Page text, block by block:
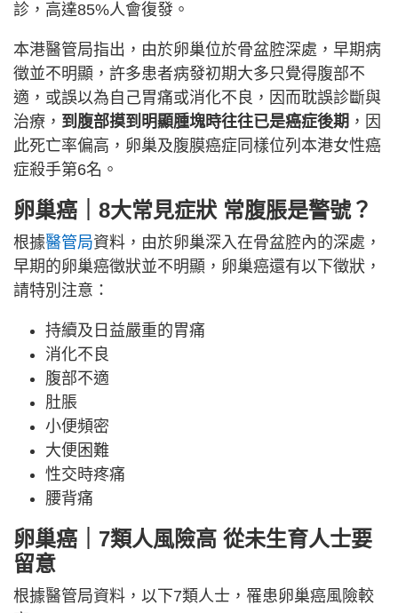
診，高達85%人會復發。
本港醫管局指出，由於卵巢位於骨盆腔深處，早期病
徵並不明顯，許多患者病發初期大多只覺得腹部不
適，或誤以為自己胃痛或消化不良，因而耽誤診斷與
治療， 到腹部摸到明顯腫塊時往往已是癌症後期 ，因
此死亡率偏高，卵巢及腹膜癌症同樣位列本港女性癌
症殺手第6名。
卵巢癌｜8大常見症狀 常腹脹是警號？
根據醫管局資料，由於卵巢深入在骨盆腔內的深處，
早期的卵巢癌徵狀並不明顯，卵巢癌還有以下徵狀，
請特別注意：
持續及日益嚴重的胃痛
消化不良
腹部不適
肚脹
小便頻密
大便困難
性交時疼痛
腰背痛
卵巢癌｜7類人風險高 從未生育人士要
留意
根據醫管局資料，以下7類人士，罹患卵巢癌風險較